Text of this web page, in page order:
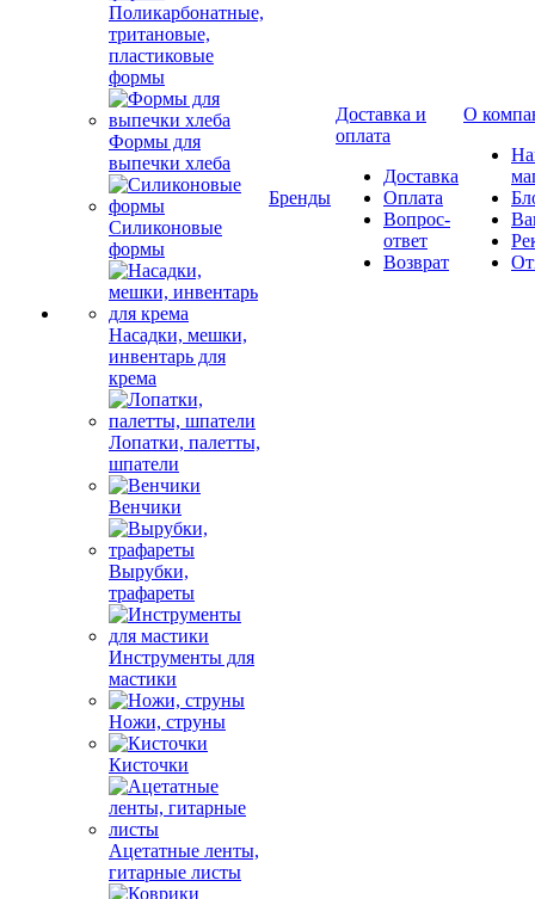
Поликарбонатные,
тритановые,
пластиковые
формы
Формы для
выпечки хлеба
Силиконовые
формы
Насадки, мешки,
инвентарь для
крема
Лопатки, палетты,
шпатели
Венчики
Вырубки,
трафареты
Инструменты для
мастики
Ножи, струны
Кисточки
Ацетатные ленты,
гитарные листы
Бренды
Доставка и
оплата
Доставка
Оплата
Вопрос-
ответ
Возврат
О